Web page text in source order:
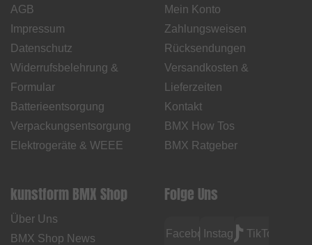
AGB
Impressum
Datenschutz
Widerrufsbelehrung &
Formular
Batterieentsorgung
Verpackungsentsorgung
Elektrogeräte & WEEE
Mein Konto
Zahlungsweisen
Rücksendungen
Versandkosten &
Lieferzeiten
Kontakt
BMX How Tos
BMX Ratgeber
kunstform BMX Shop
Über Uns
BMX Shop News
Folge Uns
FacebookInstagramTikTok